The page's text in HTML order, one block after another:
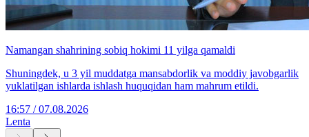
Namangan shahrining sobiq hokimi 11 yilga qamaldi
Shuningdek, u 3 yil muddatga mansabdorlik va moddiy javobgarlik
yuklatilgan ishlarda ishlash huquqidan ham mahrum etildi.
16:57 / 07.08.2026
Lenta